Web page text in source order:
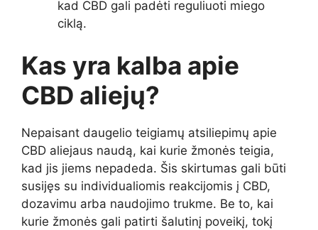
kad CBD gali padėti reguliuoti miego
ciklą.
Kas yra kalba apie
CBD aliejų?
Nepaisant daugelio teigiamų atsiliepimų apie
CBD aliejaus naudą, kai kurie žmonės teigia,
kad jis jiems nepadeda. Šis skirtumas gali būti
susijęs su individualiomis reakcijomis į CBD,
dozavimu arba naudojimo trukme. Be to, kai
kurie žmonės gali patirti šalutinį poveikį, tokį